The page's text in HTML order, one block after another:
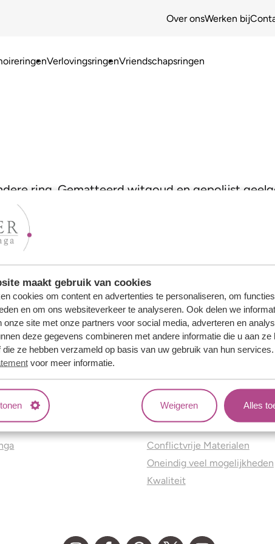
maakt gebruik van cookies
cookies om content en advertenties te personaliseren, om
en om ons websiteverkeer te analyseren. Ook delen we
onze site met onze partners voor social media, adverteren en
deze gegevens combineren met andere informatie die u aan ze
ze hebben verzameld op basis van uw gebruik van hun
voor meer informatie.
Weigeren Alles
Over onsWerken bij
VerlovingsringenVriendschapsringen
ring. Gematteerd witgoud en gepolijst
Jouw voordelen
Conflictvrije Materialen
Oneindig veel mogelijkheden
Kwaliteit